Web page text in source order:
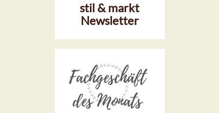
stil & markt
Newsletter